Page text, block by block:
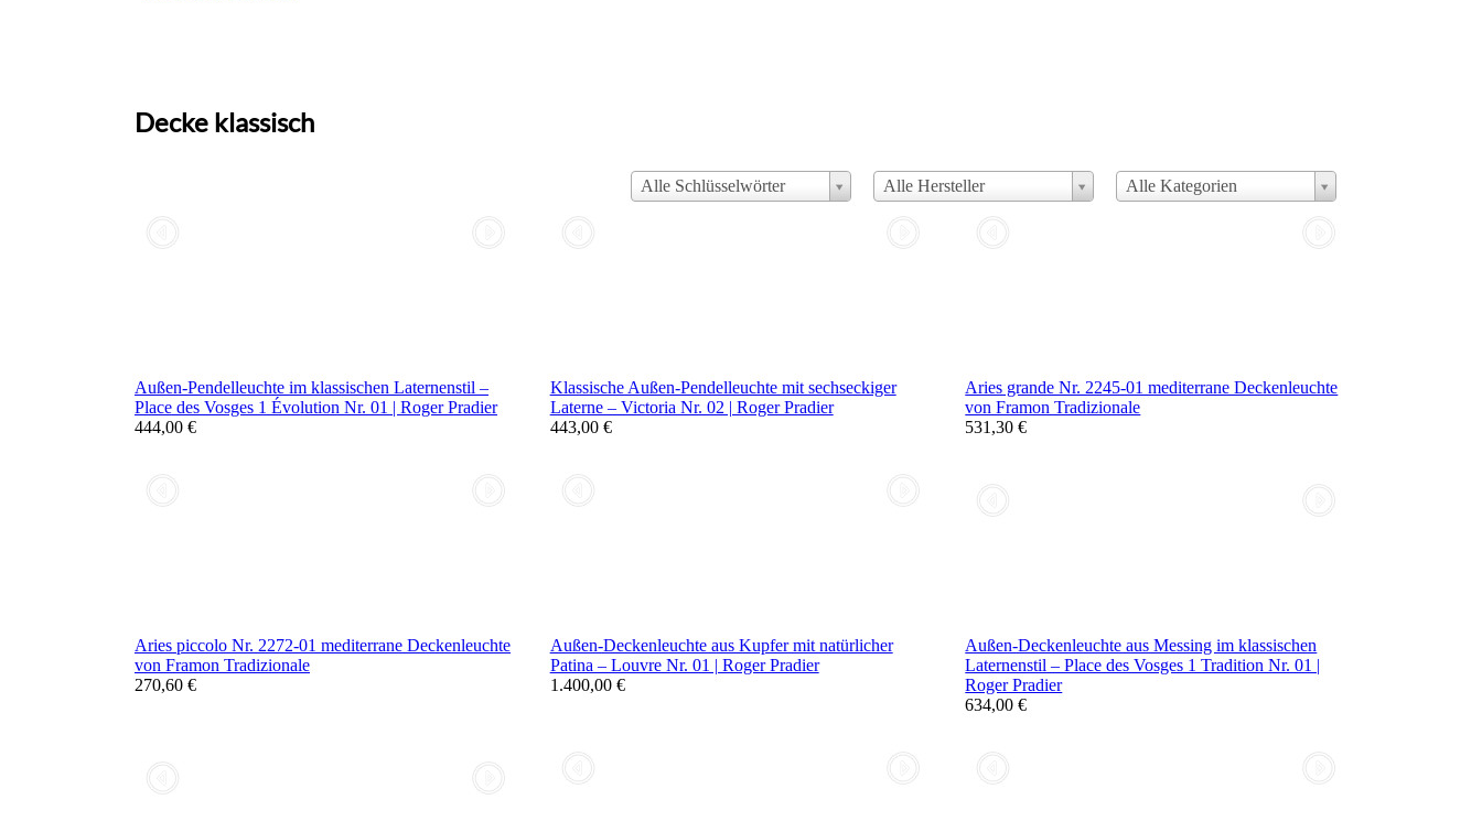
Decke klassisch
Alle Kategorien
Alle Hersteller
Alle Schlüsselwörter
Außen-Pendelleuchte im klassischen Laternenstil –
Place des Vosges 1 Évolution Nr. 01 | Roger Pradier
444,00 €
Klassische Außen-Pendelleuchte mit sechseckiger
Laterne – Victoria Nr. 02 | Roger Pradier
443,00 €
Aries grande Nr. 2245-01 mediterrane Deckenleuchte
von Framon Tradizionale
531,30 €
Aries piccolo Nr. 2272-01 mediterrane Deckenleuchte
von Framon Tradizionale
270,60 €
Außen-Deckenleuchte aus Kupfer mit natürlicher
Patina – Louvre Nr. 01 | Roger Pradier
1.400,00 €
Außen-Deckenleuchte aus Messing im klassischen
Laternenstil – Place des Vosges 1 Tradition Nr. 01 |
Roger Pradier
634,00 €